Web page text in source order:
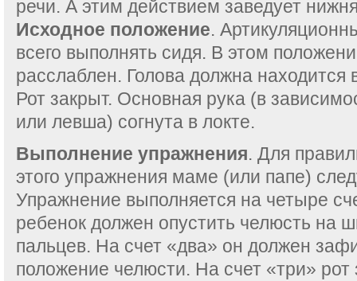
речи. А этим действием заведует
Исходное положение.
всего выполнять сидя. В этом
расслаблен. Голова должна
Рот закрыт. Основная рука (в
или левша) согнута в локте.
Выполнение упражнения. Для
этого упражнения маме (или папе)
Упражнение выполняется на четыре
ребенок должен опустить челюсть на
пальцев. На счет «два» он должен
положение челюсти. На счет «три» рот